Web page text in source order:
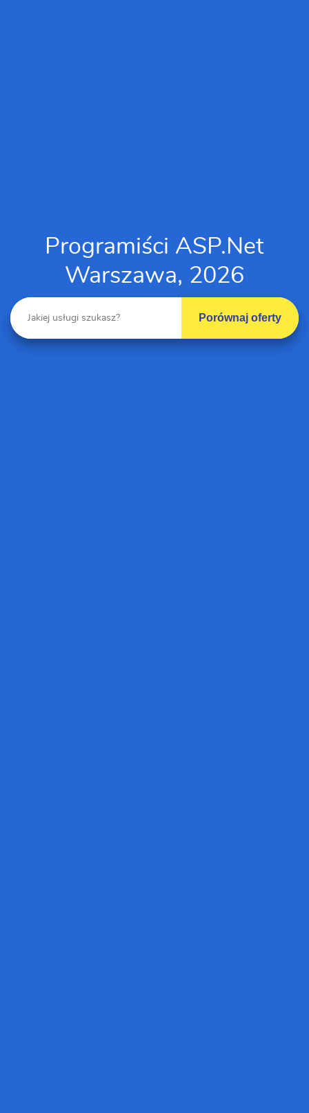
Programiści ASP.Net
Warszawa, 2026
Porównaj oferty